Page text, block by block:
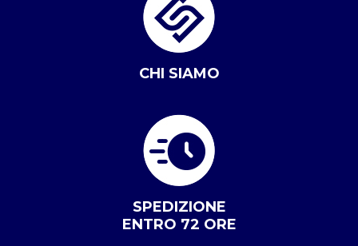
CHI SIAMO
SPEDIZIONE
ENTRO 72 ORE